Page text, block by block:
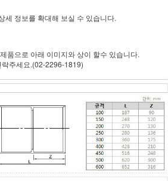
세 정보를 확대해 보실 수 있습니다.
품으로 아래 이미지와 상이 할수 있습니다.
주세요.(02-2296-1819)